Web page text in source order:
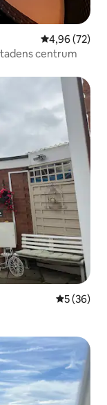
4,96 av 5 i
4,96 (72)
centrum
5 av 5 i
5 (36)